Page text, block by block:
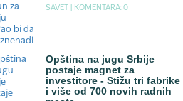
SAVET | KOMENTARA: 0
Opština na jugu Srbije
postaje magnet za
investitore - Stižu tri fabrike
i više od 700 novih radnih